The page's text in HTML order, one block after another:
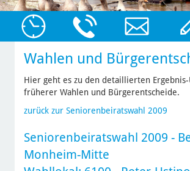
Wahlen und
Hier geht es zu den detaillierten
früherer Wahlen und Bürgerentscheide.
zurück zur Seniorenbeiratswahl 2009
Seniorenbeiratswahl 2009 -
Monheim-Mitte